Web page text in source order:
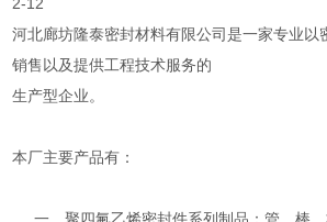
河北廊坊隆泰密封材料有限公司是一家专业以
销售以及提供工程技术服务的
生产型企业。
本厂主要产品有：